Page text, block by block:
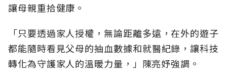
讓母親重拾健康。
「只要透過家人授權，無論距離多遠，在外的遊子
都能隨時看見父母的抽血數據和就醫紀錄，讓科技
轉化為守護家人的溫暖力量，」陳亮妤強調。